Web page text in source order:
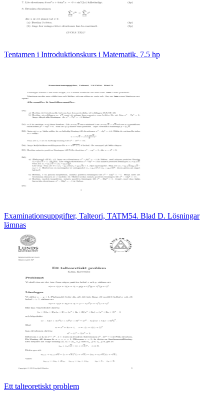
Tentamen i Introduktionskurs i Matematik, 7.5 hp
Examinationsuppgifter, Talteori, TATM54. Blad D. Lösningar
lämnas
Ett talteoretiskt problem